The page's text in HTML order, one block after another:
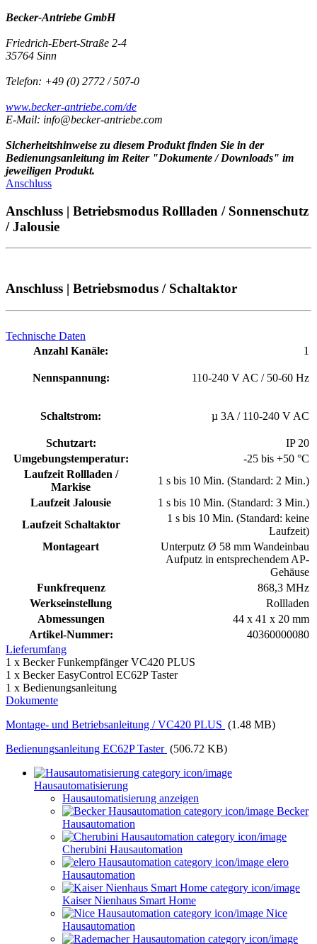
Becker-Antriebe GmbH
Friedrich-Ebert-Straße 2-4
35764 Sinn
Telefon: +49 (0) 2772 / 507-0
www.becker-antriebe.com/de
E-Mail: info@becker-antriebe.com
Sicherheitshinweise zu diesem Produkt finden Sie in der
Bedienungsanleitung im Reiter "Dokumente / Downloads" im
jeweiligen Produkt.
Anschluss
Anschluss | Betriebsmodus Rollladen / Sonnenschutz
/ Jalousie
Anschluss | Betriebsmodus / Schaltaktor
Technische Daten
Anzahl Kanäle:
1
Nennspannung: 110-240 V AC / 50-60 Hz
Schaltstrom: µ 3A / 110-240 V AC
Schutzart:
IP 20
Umgebungstemperatur:
-25 bis +50 °C
Laufzeit Rollladen /
Markise
1 s bis 10 Min. (Standard: 2 Min.)
Laufzeit Jalousie
1 s bis 10 Min. (Standard: 3 Min.)
Laufzeit Schaltaktor
1 s bis 10 Min. (Standard: keine
Laufzeit)
Montageart
Unterputz Ø 58 mm Wandeinbau
Aufputz in entsprechendem AP-
Gehäuse
Funkfrequenz
868,3 MHz
Werkseinstellung
Rollladen
Abmessungen
44 x 41 x 20 mm
Artikel-Nummer:
40360000080
Lieferumfang
1 x Becker Funkempfänger VC420 PLUS
1 x Becker EasyControl EC62P Taster
1 x Bedienungsanleitung
Dokumente
Montage- und Betriebsanleitung / VC420 PLUS (1.48 MB)
Bedienungsanleitung EC62P Taster (506.72 KB)
Hausautomatisierung
Hausautomatisierung anzeigen
Becker
Hausautomation
Cherubini Hausautomation
elero
Hausautomation
Kaiser Nienhaus Smart Home
Nice
Hausautomation